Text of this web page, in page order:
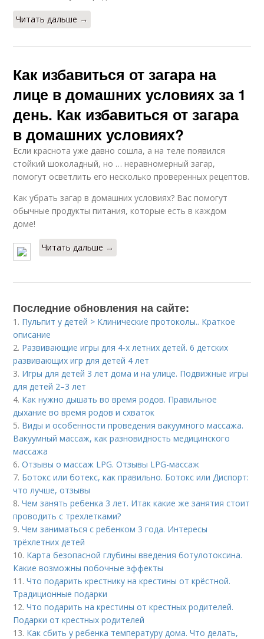
Читать дальше →
Как избавиться от загара на
лице в домашних условиях за 1
день. Как избавиться от загара
в домашних условиях?
Если краснота уже давно сошла, а на теле появился
стойкий шоколадный, но … неравномерный загар,
помогут осветлить его несколько проверенных рецептов.
Как убрать загар в домашних условиях? Вас помогут
обычные продукты питания, которые есть в каждом
доме!
Читать дальше →
Последние обновления на сайте:
1. Пульпит у детей > Клинические протоколы.. Краткое
описание
2. Развивающие игры для 4-х летних детей. 6 детских
развивающих игр для детей 4 лет
3. Игры для детей 3 лет дома и на улице. Подвижные игры
для детей 2–3 лет
4. Как нужно дышать во время родов. Правильное
дыхание во время родов и схваток
5. Виды и особенности проведения вакуумного массажа.
Вакуумный массаж, как разновидность медицинского
массажа
6.Отзывы о массаж LPG. Отзывы LPG-массаж
7. Ботокс или ботекс, как правильно. Ботокс или Диспорт:
что лучше, отзывы
8.Чем занять ребенка 3 лет. Итак какие же занятия стоит
проводить с трехлетками?
9.Чем заниматься с ребенком 3 года. Интересы
трёхлетних детей
10. Карта безопасной глубины введения ботулотоксина.
Какие возможны побочные эффекты
11.Что подарить крестнику на крестины от крёстной.
Традиционные подарки
12.Что подарить на крестины от крестных родителей.
Подарки от крестных родителей
13. Как сбить у ребенка температуру дома. Что делать,